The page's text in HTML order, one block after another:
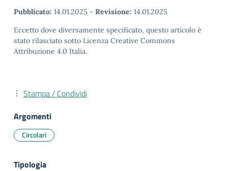
Pubblicato: 14.01.2025 - Revisione: 14.01.2025
Eccetto dove diversamente specificato, questo articolo è
stato rilasciato sotto Licenza Creative Commons
Attribuzione 4.0 Italia.
Stampa / Condividi
Argomenti
Circolari
Tipologia